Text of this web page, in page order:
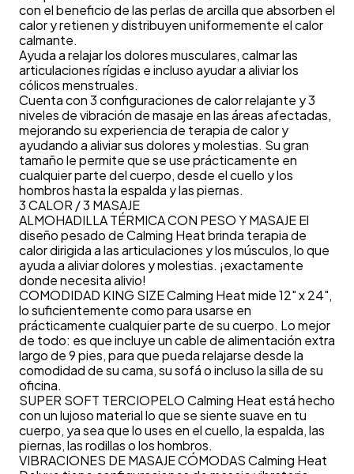
con el beneficio de las perlas de arcilla que absorben el
calor y retienen y distribuyen uniformemente el calor
calmante.
Ayuda a relajar los dolores musculares, calmar las
articulaciones rígidas e incluso ayudar a aliviar los
cólicos menstruales.
Cuenta con 3 configuraciones de calor relajante y 3
niveles de vibración de masaje en las áreas afectadas,
mejorando su experiencia de terapia de calor y
ayudando a aliviar sus dolores y molestias. Su gran
tamaño le permite que se use prácticamente en
cualquier parte del cuerpo, desde el cuello y los
hombros hasta la espalda y las piernas.
3 CALOR / 3 MASAJE
ALMOHADILLA TÉRMICA CON PESO Y MASAJE El
diseño pesado de Calming Heat brinda terapia de
calor dirigida a las articulaciones y los músculos, lo que
ayuda a aliviar dolores y molestias. ¡exactamente
donde necesita alivio!
COMODIDAD KING SIZE Calming Heat mide 12" x 24",
lo suficientemente como para usarse en
prácticamente cualquier parte de su cuerpo. Lo mejor
de todo: es que incluye un cable de alimentación extra
largo de 9 pies, para que pueda relajarse desde la
comodidad de su cama, su sofá o incluso la silla de su
oficina.
SUPER SOFT TERCIOPELO Calming Heat está hecho
con un lujoso material lo que se siente suave en tu
cuerpo, ya sea que lo uses en el cuello, la espalda, las
piernas, las rodillas o los hombros.
VIBRACIONES DE MASAJE CÓMODAS Calming Heat